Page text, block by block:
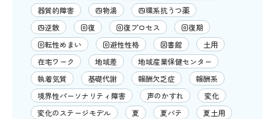
器質的障害
四物湯
四環系抗うつ薬
四逆散
回復 回復プロセス
回復期
回転性めまい
回避性性格 図書館
土用
在宅ワーク
地域差
地域産業保健センター
執着気質
基礎代謝 報酬欠乏症
報酬系
境界性パーソナリティ障害
声のかすれ
変化
変化のステージモデル
夏 夏バテ
夏土用